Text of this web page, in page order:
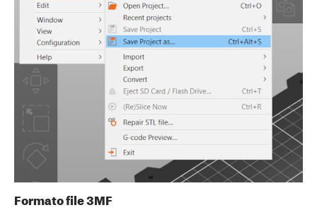
Formato file 3MF